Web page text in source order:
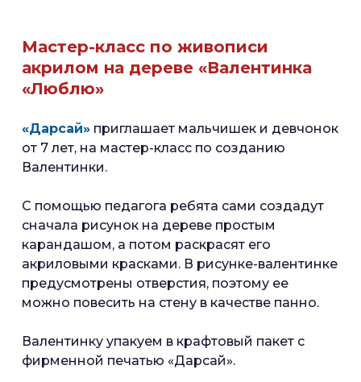
Мастер-класс по живописи
акрилом на дереве «Валентинка
«Люблю»
«Дарсай» приглашает мальчишек и девчонок
от 7 лет, на мастер-класс по созданию
Валентинки.
С помощью педагога ребята сами создадут
сначала рисунок на дереве простым
карандашом, а потом раскрасят его
акриловыми красками. В рисунке-валентинке
предусмотрены отверстия, поэтому ее
можно повесить на стену в качестве панно.
Валентинку упакуем в крафтовый пакет с
фирменной печатью «Дарсай».